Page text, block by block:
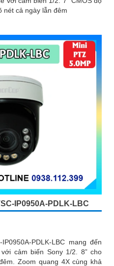
nét cả ngày lẫn đêm
IP0950A-PDLK-LBC
PDLK-LBC mang đến
cảm biến Sony 1/2. 8” cho
khả